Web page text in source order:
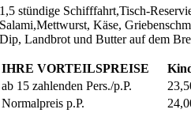
1,5 stündige Schifffahrt,Tisch-
Salami,Mettwurst, Käse,
Dip, Landbrot und Butter auf dem
IHRE VORTEILSPREISE
ab 15 zahlenden Pers./p.P.
Normalpreis p.P.